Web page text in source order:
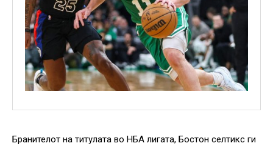
Бранителот на титулата во НБА лигата, Бостон селтикс ги